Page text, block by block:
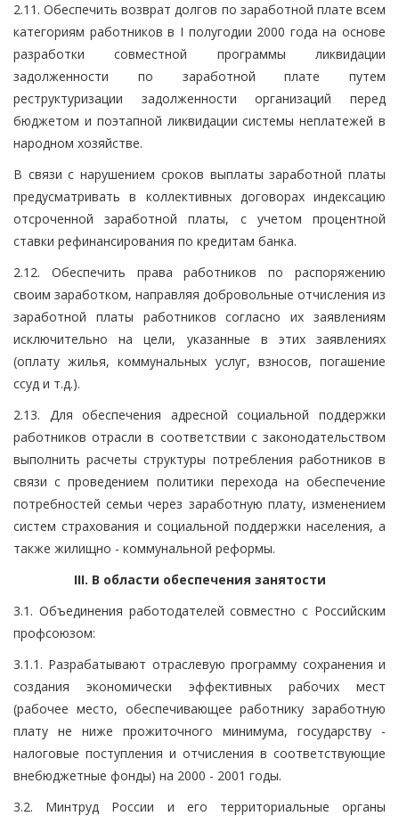
2.11. Обеспечить возврат долгов по заработной плате всем
категориям работников в I полугодии 2000 года на основе
разработки совместной программы ликвидации
задолженности по заработной плате путем
реструктуризации задолженности организаций перед
бюджетом и поэтапной ликвидации системы неплатежей в
народном хозяйстве.
В связи с нарушением сроков выплаты заработной платы
предусматривать в коллективных договорах индексацию
отсроченной заработной платы, с учетом процентной
ставки рефинансирования по кредитам банка.
2.12. Обеспечить права работников по распоряжению
своим заработком, направляя добровольные отчисления из
заработной платы работников согласно их заявлениям
исключительно на цели, указанные в этих заявлениях
(оплату жилья, коммунальных услуг, взносов, погашение
ссуд и т.д.).
2.13. Для обеспечения адресной социальной поддержки
работников отрасли в соответствии с законодательством
выполнить расчеты структуры потребления работников в
связи с проведением политики перехода на обеспечение
потребностей семьи через заработную плату, изменением
систем страхования и социальной поддержки населения, а
также жилищно - коммунальной реформы.
III. В области обеспечения занятости
3.1. Объединения работодателей совместно с Российским
профсоюзом:
3.1.1. Разрабатывают отраслевую программу сохранения и
создания экономически эффективных рабочих мест
(рабочее место, обеспечивающее работнику заработную
плату не ниже прожиточного минимума, государству -
налоговые поступления и отчисления в соответствующие
внебюджетные фонды) на 2000 - 2001 годы.
3.2. Минтруд России и его территориальные органы